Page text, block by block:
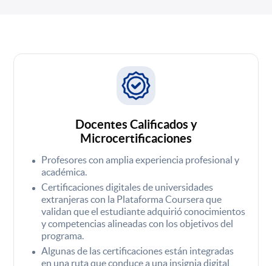
Docentes Calificados y
Microcertificaciones
Profesores con amplia experiencia profesional y
académica.
Certificaciones digitales de universidades
extranjeras con la Plataforma Coursera que
validan que el estudiante adquirió conocimientos
y competencias alineadas con los objetivos del
programa.
Algunas de las certificaciones están integradas
en una ruta que conduce a una insignia digital